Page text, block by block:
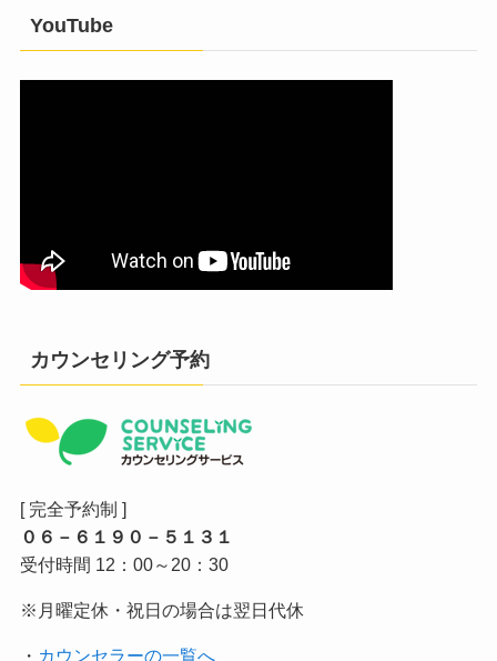
YouTube
カウンセリング予約
[ 完全予約制 ]
０６－６１９０－５１３１
受付時間 12：00～20：30
※月曜定休・祝日の場合は翌日代休
・ カウンセラーの一覧へ